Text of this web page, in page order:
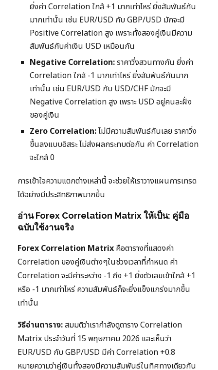
ยิ่งค่า Correlation ใกล้ +1 มากเท่าไหร่ ยิ่งสัมพันธ์กัน
มากเท่านั้น เช่น EUR/USD กับ GBP/USD มักจะมี
Positive Correlation สูง เพราะทั้งสองคู่เงินมีความ
สัมพันธ์กับค่าเงิน USD เหมือนกัน
Negative Correlation:ราคาวิ่งสวนทางกัน ยิ่งค่า
Correlation ใกล้ -1 มากเท่าไหร่ ยิ่งสัมพันธ์กันมาก
เท่านั้น เช่น EUR/USD กับ USD/CHF มักจะมี
Negative Correlation สูง เพราะ USD อยู่คนละฝั่ง
ของคู่เงิน
Zero Correlation:ไม่มีความสัมพันธ์กันเลย ราคาวิ่ง
ขึ้นลงแบบอิสระ ไม่ส่งผลกระทบต่อกัน ค่า Correlation
จะใกล้ 0
การเข้าใจความแตกต่างเหล่านี้ จะช่วยให้เราวางแผนการเทรด
ได้อย่างมีประสิทธิภาพมากขึ้น
อ่าน Forex Correlation Matrix ให้เป็น: คู่มือ
ฉบับใช้งานจริง
Forex Correlation Matrix คือตารางที่แสดงค่า
Correlation ของคู่เงินต่างๆในช่วงเวลาที่กำหนด ค่า
Correlation จะมีค่าระหว่าง -1 ถึง +1 ยิ่งตัวเลขเข้าใกล้ +1
หรือ -1 มากเท่าไหร่ ความสัมพันธ์ก็จะยิ่งแข็งแกร่งมากขึ้น
เท่านั้น
วิธีอ่านตาราง:สมมติว่าเรากำลังดูตาราง Correlation
Matrix ประจำวันที่ 15 พฤษภาคม 2026 และเห็นว่า
EUR/USD กับ GBP/USD มีค่า Correlation +0.8
หมายความว่าคู่เงินทั้งสองมีความสัมพันธ์ในทิศทางเดียวกัน